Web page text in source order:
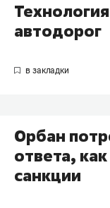
автодорог
Орбан
ответа,
санкции